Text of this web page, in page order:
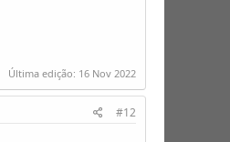
Última edição: 16 Nov 2022
#12